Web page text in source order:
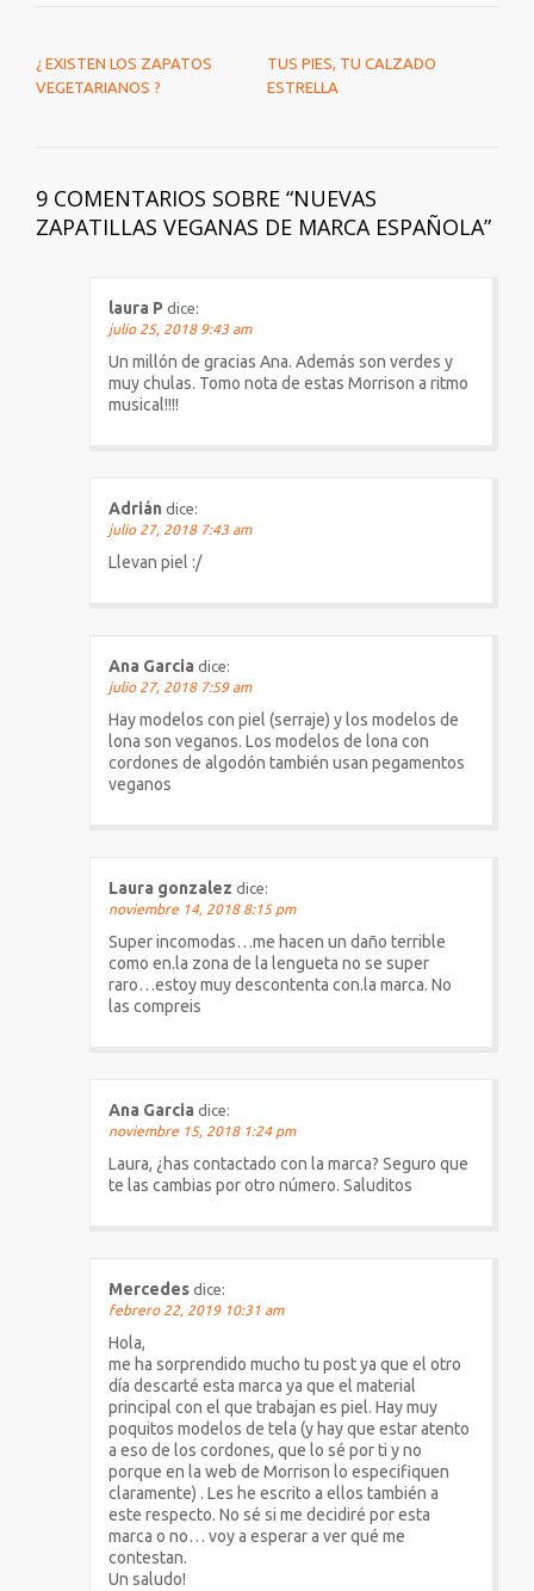
¿ EXISTEN LOS ZAPATOS
VEGETARIANOS ?
TUS PIES, TU CALZADO
ESTRELLA
9 COMENTARIOS SOBRE “NUEVAS
ZAPATILLAS VEGANAS DE MARCA ESPAÑOLA”
laura P dice:
julio 25, 2018 9:43 am
Un millón de gracias Ana. Además son verdes y
muy chulas. Tomo nota de estas Morrison a ritmo
musical!!!!
Adrián dice:
julio 27, 2018 7:43 am
Llevan piel :/
Ana Garcia dice:
julio 27, 2018 7:59 am
Hay modelos con piel (serraje) y los modelos de
lona son veganos. Los modelos de lona con
cordones de algodón también usan pegamentos
veganos
Laura gonzalez dice:
noviembre 14, 2018 8:15 pm
Super incomodas…me hacen un daño terrible
como en.la zona de la lengueta no se super
raro…estoy muy descontenta con.la marca. No
las compreis
Ana Garcia dice:
noviembre 15, 2018 1:24 pm
Laura, ¿has contactado con la marca? Seguro que
te las cambias por otro número. Saluditos
Mercedes dice:
febrero 22, 2019 10:31 am
Hola,
me ha sorprendido mucho tu post ya que el otro
día descarté esta marca ya que el material
principal con el que trabajan es piel. Hay muy
poquitos modelos de tela (y hay que estar atento
a eso de los cordones, que lo sé por ti y no
porque en la web de Morrison lo especifiquen
claramente) . Les he escrito a ellos también a
este respecto. No sé si me decidiré por esta
marca o no… voy a esperar a ver qué me
contestan.
Un saludo!